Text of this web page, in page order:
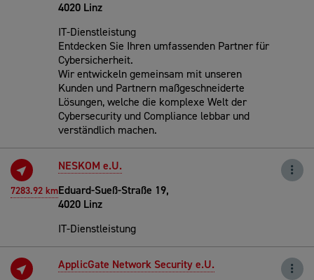
4020 Linz
IT-Dienstleistung
Entdecken Sie Ihren umfassenden Partner für
Cybersicherheit.
Wir entwickeln gemeinsam mit unseren
Kunden und Partnern maßgeschneiderte
Lösungen, welche die komplexe Welt der
Cybersecurity und Compliance lebbar und
verständlich machen.
7283.92 km
NESKOM e.U.
Eduard-Sueß-Straße 19,
4020 Linz
IT-Dienstleistung
ApplicGate Network Security e.U.